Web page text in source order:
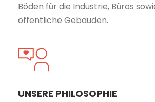
Böden für die Industrie, Büros
öffentliche Gebäuden.
UNSERE PHILOSOPHIE